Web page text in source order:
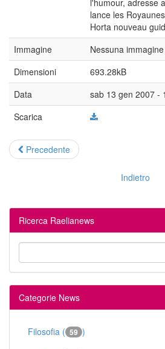
l'humour, adresse
lance les
Horta nouveau
Immagine
Nessuna
Dimensioni
693.28kB
Data
sab 13 gen 2007 -
Scarica
Precedente
Indietro
Ricerca Raelianews
Categorie News
Filosofia ( 59 )